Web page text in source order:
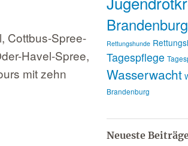
Cottbus-Spree-
Havel-Spree,
mit zehn
Brandenburg
Rettungshunde
Tagespflege
Wasserwacht
Brandenburg
Neueste